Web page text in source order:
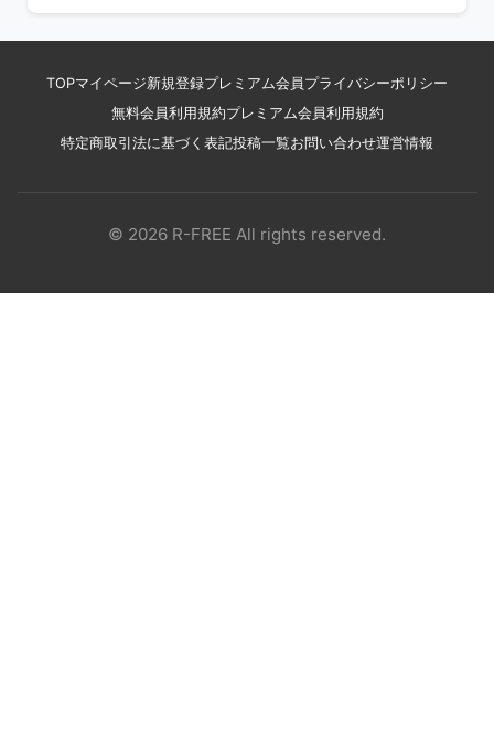
TOPマイページ新規登録プレミアム会員 プライバシーポリシー
無料会員利用規約プレミアム会員利用規約
特定商取引法に基づく表記投稿一覧お問い合わせ運営情報
© 2026 R-FREE All rights reserved.